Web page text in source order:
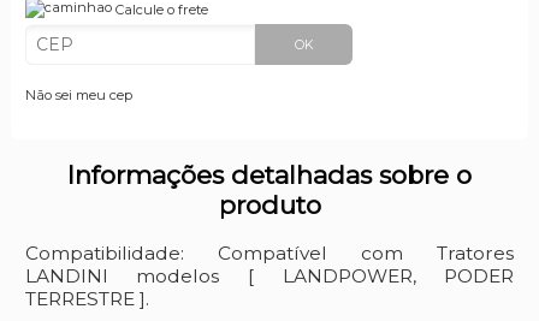
Calcule o frete
OK
Não sei meu cep
Informações detalhadas sobre o
produto
Compatibilidade: Compatível com Tratores
LANDINI modelos [ LANDPOWER, PODER
TERRESTRE ].